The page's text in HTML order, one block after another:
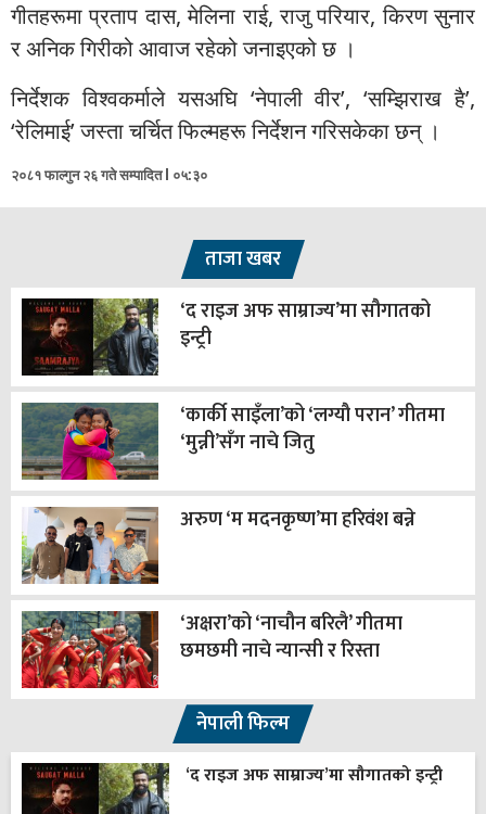
गीतहरूमा प्रताप दास, मेलिना राई, राजु परियार, किरण सुनार
र अनिक गिरीको आवाज रहेको जनाइएको छ ।
निर्देशक विश्वकर्माले यसअघि ‘नेपाली वीर’, ‘सम्झिराख है’,
‘रेलिमाई’ जस्ता चर्चित फिल्महरू निर्देशन गरिसकेका छन् ।
२०८१ फाल्गुन २६ गते सम्पादित l ०५:३०
ताजा खबर
‘द राइज अफ साम्राज्य’मा सौगातको
इन्ट्री
‘कार्की साइँला’को ‘लग्यौ परान’ गीतमा
‘मुन्नी’सँग नाचे जितु
अरुण ‘म मदनकृष्ण’मा हरिवंश बन्ने
‘अक्षरा’को ‘नाचौन बरिलै’ गीतमा
छमछमी नाचे न्यान्सी र रिस्ता
नेपाली फिल्म
‘द राइज अफ साम्राज्य’मा सौगातको इन्ट्री